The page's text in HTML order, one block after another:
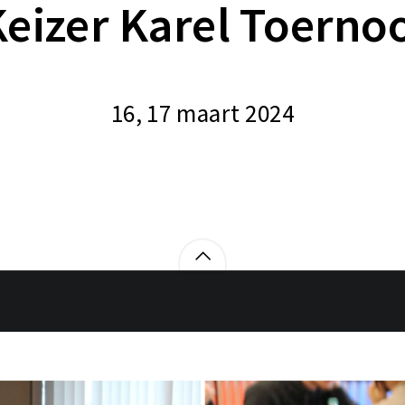
Karel
16, 17 maart 2024